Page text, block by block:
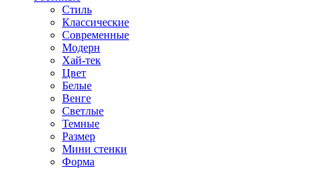
Стиль
Классические
Современные
Модерн
Хай-тек
Цвет
Белые
Венге
Светлые
Темные
Размер
Мини стенки
Форма